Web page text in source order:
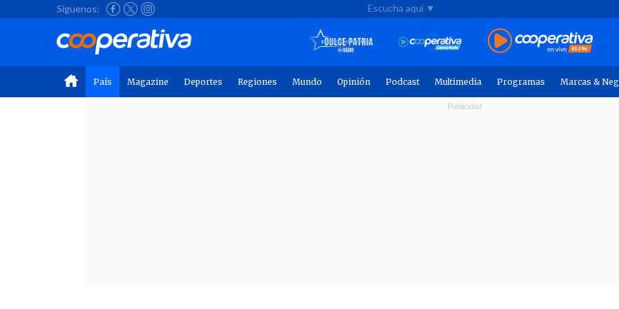
Síguenos: Escucha aquí ▼
País Magazine Deportes Regiones Mundo Opinión Podcast Multimedia Programas Marcas &